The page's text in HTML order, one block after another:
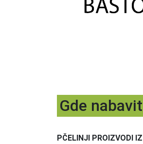
Gde
PČELINJI PROIZVODI